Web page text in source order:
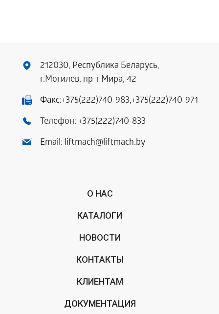
212030, Республика Беларусь,
г.Могилев, пр-т Мира, 42
Факс:+375(222)740-983,+375(222)740-971
Телефон: +375(222)740-833
Email: liftmach@liftmach.by
О НАС
КАТАЛОГИ
НОВОСТИ
КОНТАКТЫ
КЛИЕНТАМ
ДОКУМЕНТАЦИЯ